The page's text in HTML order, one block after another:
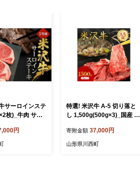
サーロインステ
枚)_牛肉 サー
気 おすすめ
【1290976】
円
特選! 米沢牛 A-5 切り落と
し 1,500g(500g×3)_国産 高
気 おすすめ 送料無料 山形
県【1660559】
寄附金額 37,000円
山形県川西町